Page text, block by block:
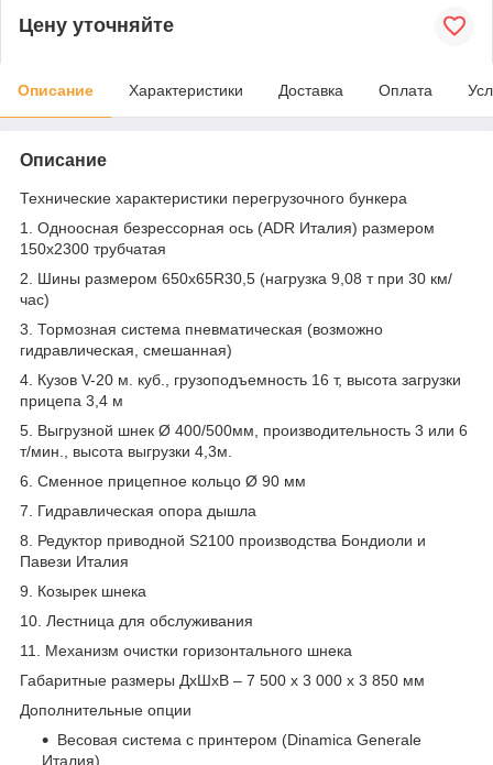
Цену уточняйте
Описание Характеристики Доставка Оплата
Описание
Технические характеристики перегрузочного бункера
1. Одноосная безрессорная ось (ADR Италия) размером
150х2300 трубчатая
2. Шины размером 650х65R30,5 (нагрузка 9,08 т при 30 км/
час)
3. Тормозная система пневматическая (возможно
гидравлическая, смешанная)
4. Кузов V-20 м. куб., грузоподъемность 16 т, высота загрузки
прицепа 3,4 м
5. Выгрузной шнек Ø 400/500мм,
производительность 3 или 6
т/мин., высота выгрузки 4,3м.
6. Сменное прицепное кольцо Ø 90 мм
7. Гидравлическая опора дышла
8. Редуктор приводной S2100 производства Бондиоли и
Павези Италия
9. Козырек шнека
10. Лестница для обслуживания
11. Механизм очистки горизонтального шнека
Габаритные размеры ДхШхВ – 7 500 х 3 000 х 3 850 мм
Дополнительные опции
Весовая система с принтером (Dinamica Generale
Италия)